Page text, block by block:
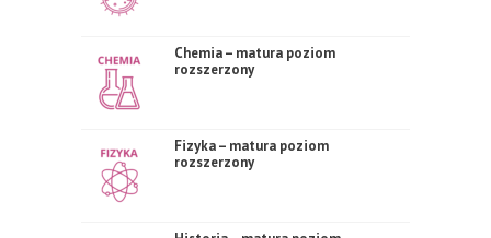
Chemia – matura poziom
rozszerzony
Fizyka – matura poziom
rozszerzony